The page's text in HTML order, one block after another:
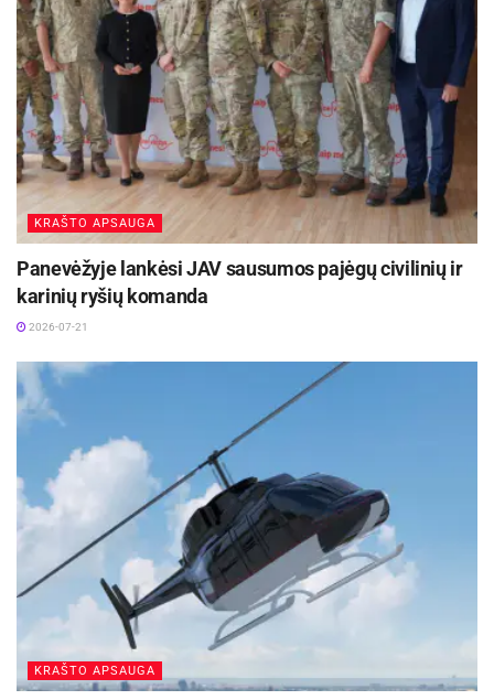
KRAŠTO APSAUGA
Panevėžyje lankėsi JAV sausumos pajėgų civilinių ir
karinių ryšių komanda
2026-07-21
KRAŠTO APSAUGA